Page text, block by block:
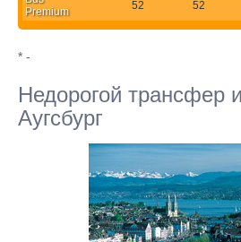
Premium
52 52
* -
Недорогой трансфер
Аугсбург